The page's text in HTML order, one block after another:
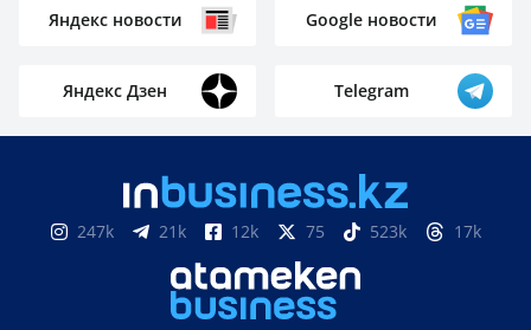
Яндекс новости Google новости
Яндекс Дзен Telegram
247k 21k 12k 75 523k 17k